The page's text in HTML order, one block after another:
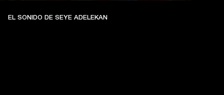
EL SONIDO DE SEYE ADELEKAN